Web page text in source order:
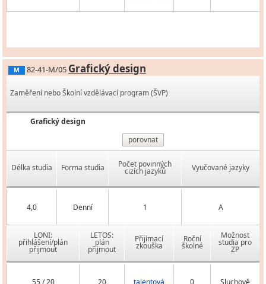
M 82-41-M/05 Grafický design
Zaměření nebo Školní vzdělávací program (ŠVP)
Grafický design
porovnat
Délka studia Forma studia Počet povinných
cizích jazyků Vyučované jazyky
4,0 Denní 1 A
LONI:
přihlášení/plán
přijmout
LETOS:
plán
přijmout
Přijímací
zkouška
Roční
školné
Možnost
studia pro
ZP